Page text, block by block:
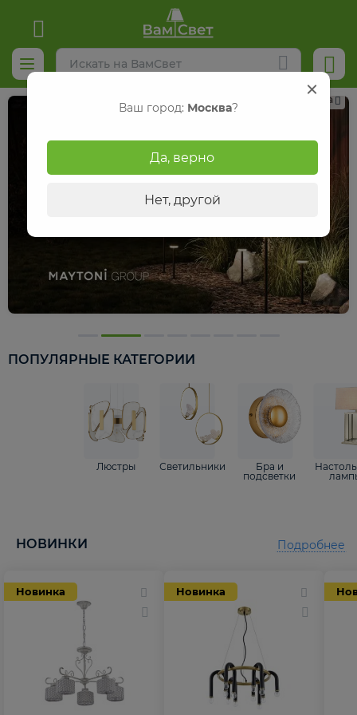
Реклама
ПОПУЛЯРНЫЕ КАТЕГОРИИ
Люстры Светильники
Бра и
подсветки
НОВИНКИ
Новинка Новинка
Подробнее
Ваш город: Москва?
Да, верно
Нет, другой